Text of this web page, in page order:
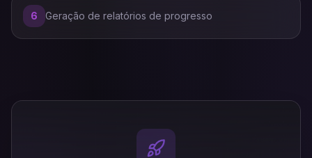
6 Geração de relatórios de progresso